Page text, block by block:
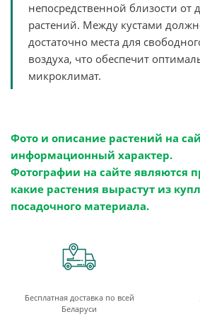
непосредственной близости от
растений. Между кустами
достаточно места для
воздуха, что обеспечит
микроклимат.
Фото и описание растений на
информационный характер.
Фотографии на сайте являются
какие растения вырастут из
посадочного материала.
Бесплатная доставка по всей
Беларуси